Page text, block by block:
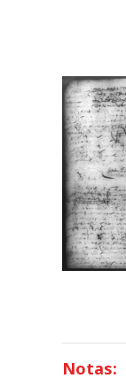
Notas: